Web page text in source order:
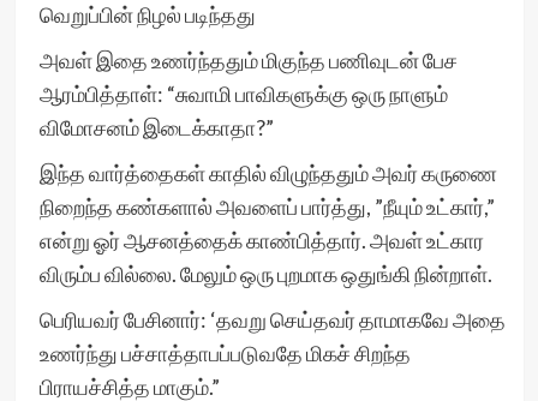
வெறுப்பின் நிழல் படிந்தது
அவள் இதை உணர்ந்ததும் மிகுந்த பணிவுடன் பேச
ஆரம்பித்தாள்: “சுவாமி பாவிகளுக்கு ஒரு நாளும்
விமோசனம் இடைக்காதா?”
இந்த வார்த்தைகள் காதில் விழுந்ததும் அவர் கருணை
நிறைந்த கண்களால் அவளைப் பார்த்து, ”நீயும் உட்கார்,”
என்று ஓர் ஆசனத்தைக் காண்பித்தார். அவள் உட்கார
விரும்ப வில்லை. மேலும் ஒரு புறமாக ஒதுங்கி நின்றாள்.
பெரியவர் பேசினார்: ‘தவறு செய்தவர் தாமாகவே அதை
உணர்ந்து பச்சாத்தாபப்படுவதே மிகச் சிறந்த
பிராயச்சித்த மாகும்.”